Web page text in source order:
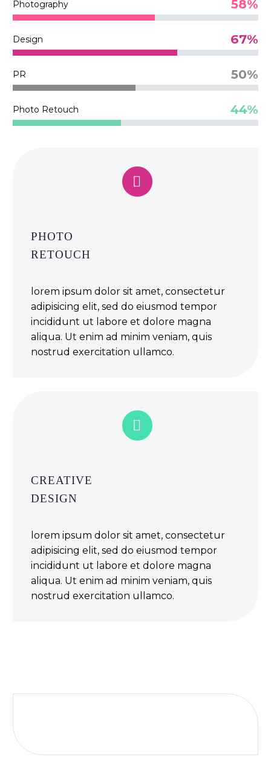
Photography 58%
Design 67%
PR 50%
Photo Retouch 44%


PHOTO
RETOUCH
lorem ipsum dolor sit amet, consectetur
adipisicing elit, sed do eiusmod tempor
incididunt ut labore et dolore magna
aliqua. Ut enim ad minim veniam, quis
nostrud exercitation ullamco.


CREATIVE
DESIGN
lorem ipsum dolor sit amet, consectetur
adipisicing elit, sed do eiusmod tempor
incididunt ut labore et dolore magna
aliqua. Ut enim ad minim veniam, quis
nostrud exercitation ullamco.